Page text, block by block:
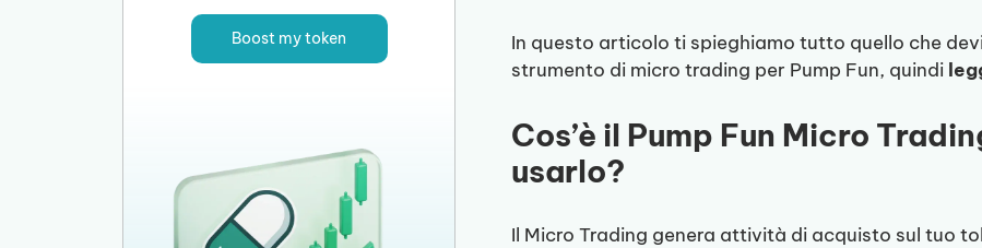
Boost my token
In questo articolo ti spieghiamo tutto quello che
strumento di micro trading per Pump Fun, quindi
Cos’è il Pump Fun Micro
usarlo?
Il Micro Trading genera attività di acquisto sul tuo